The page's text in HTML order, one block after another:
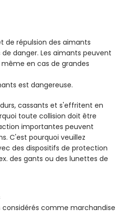
de répulsion des aimants
danger. Les aimants peuvent
en cas de grandes
est dangereuse.
cassants et s'effritent en
toute collision doit être
importantes peuvent
C'est pourquoi veuillez
des dispositifs de protection
des gants ou des lunettes de
considérés comme marchandise